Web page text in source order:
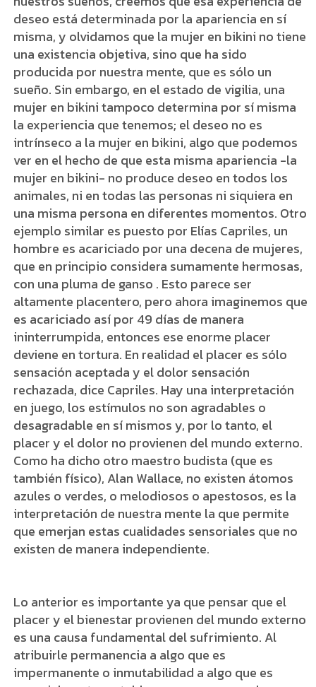
deseo está determinada por la apariencia en sí
misma, y olvidamos que la mujer en bikini no tiene
una existencia objetiva, sino que ha sido
producida por nuestra mente, que es sólo un
sueño. Sin embargo, en el estado de vigilia, una
mujer en bikini tampoco determina por sí misma
la experiencia que tenemos; el deseo no es
intrínseco a la mujer en bikini, algo que podemos
ver en el hecho de que esta misma apariencia -la
mujer en bikini- no produce deseo en todos los
animales, ni en todas las personas ni siquiera en
una misma persona en diferentes momentos. Otro
ejemplo similar es puesto por Elías Capriles, un
hombre es acariciado por una decena de mujeres,
que en principio considera sumamente hermosas,
con una pluma de ganso . Esto parece ser
altamente placentero, pero ahora imaginemos que
es acariciado así por 49 días de manera
ininterrumpida, entonces ese enorme placer
deviene en tortura. En realidad el placer es sólo
sensación aceptada y el dolor sensación
rechazada, dice Capriles. Hay una interpretación
en juego, los estímulos no son agradables o
desagradable en sí mismos y, por lo tanto, el
placer y el dolor no provienen del mundo externo.
Como ha dicho otro maestro budista (que es
también físico), Alan Wallace, no existen átomos
azules o verdes, o melodiosos o apestosos, es la
interpretación de nuestra mente la que permite
que emerjan estas cualidades sensoriales que no
existen de manera independiente.
Lo anterior es importante ya que pensar que el
placer y el bienestar provienen del mundo externo
es una causa fundamental del sufrimiento. Al
atribuirle permanencia a algo que es
impermanente o inmutabilidad a algo que es